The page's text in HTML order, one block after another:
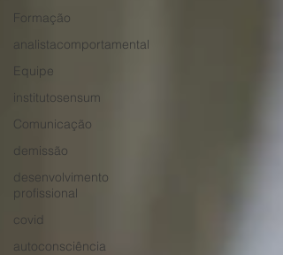
Formação
analistacomportamental
Equipe
institutosensum
Comunicação
demissão
desenvolvimento
profissional
covid
autoconsciência